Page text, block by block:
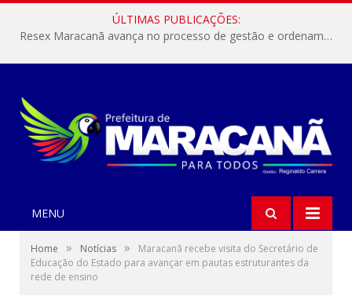
ÚLTIMAS PUBLICAÇÕES:
Resex Maracanã avança no processo de gestão e ordenamento do turismo em nossas áreas protegidas.
MENU
Home » Notícias »
Maracanã recebe visita do Secretário de
Educação do Estado para avançar em pautas estruturantes da
rede de ensino